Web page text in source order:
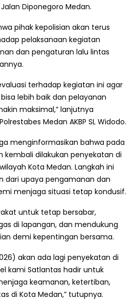
Diponegoro Medan.
pihak kepolisian akan terus
pelaksanaan kegiatan
dan pengaturan lalu lintas
terhadap kegiatan ini agar
lebih baik dan pelayanan
maksimal,” lanjutnya
Medan AKBP SL Widodo.
menginformasikan bahwa pada
kembali dilakukan penyekatan di
Kota Medan. Langkah ini
dari upaya pengamanan dan
menjaga situasi tetap kondusif.
untuk tetap bersabar,
di lapangan, dan mendukung
demi kepentingan bersama.
akan ada lagi penyekatan di
kami Satlantas hadir untuk
keamanan, ketertiban,
di Kota Medan,” tutupnya.